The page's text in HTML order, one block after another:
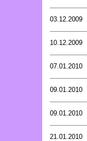
03.12.2009
10.12.2009
07.01.2010
09.01.2010
09.01.2010
21.01.2010